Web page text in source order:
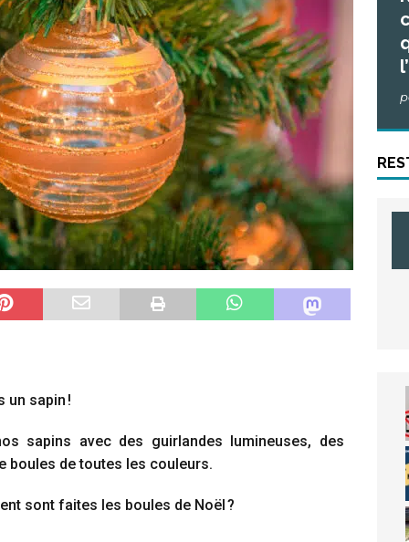
un sapin !
sapins avec des guirlandes lumineuses, des
boules de toutes les couleurs.
sont faites les boules de Noël ?